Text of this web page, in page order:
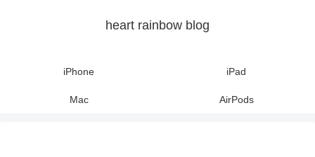
heart rainbow blog
iPhone iPad
Mac AirPods